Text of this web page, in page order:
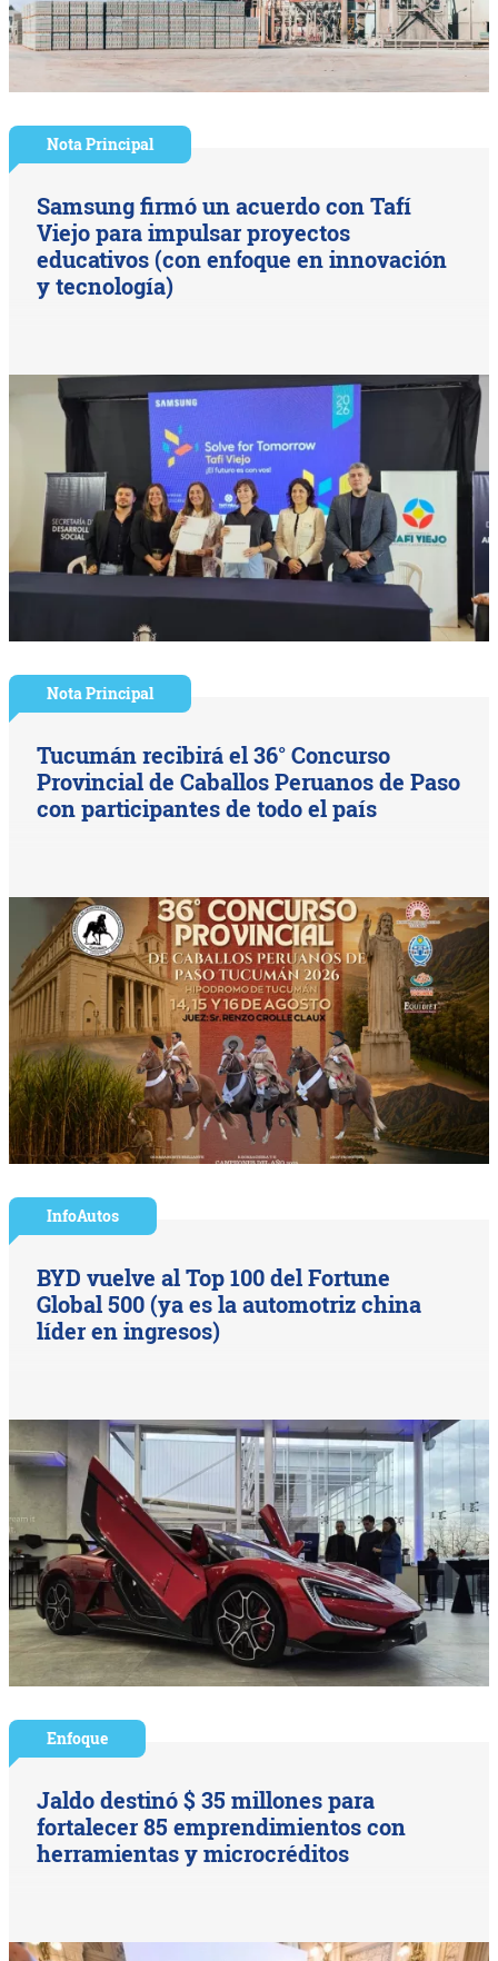
Nota Principal
Samsung firmó un acuerdo con Tafí
Viejo para impulsar proyectos
educativos (con enfoque en innovación
y tecnología)
Nota Principal
Tucumán recibirá el 36° Concurso
Provincial de Caballos Peruanos de Paso
con participantes de todo el país
InfoAutos
BYD vuelve al Top 100 del Fortune
Global 500 (ya es la automotriz china
líder en ingresos)
Enfoque
Jaldo destinó $ 35 millones para
fortalecer 85 emprendimientos con
herramientas y microcréditos